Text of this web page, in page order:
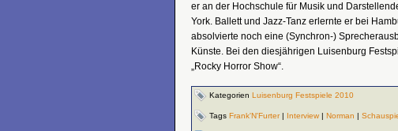
er an der Hochschule für Musik und
York. Ballett und Jazz-Tanz erlernte er bei
absolvierte noch eine (Synchron-)
Künste. Bei den diesjährigen Luisenburg
„Rocky Horror Show“.
Kategorien Luisenburg Festspiele 2010
Tags Frank'N'Furter| Interview | Norman |